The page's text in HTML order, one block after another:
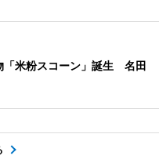
「米粉スコーン」誕生 名田